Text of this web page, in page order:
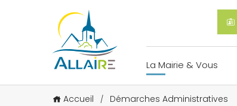
La Mairie & Vous
Accueil / Démarches Administratives